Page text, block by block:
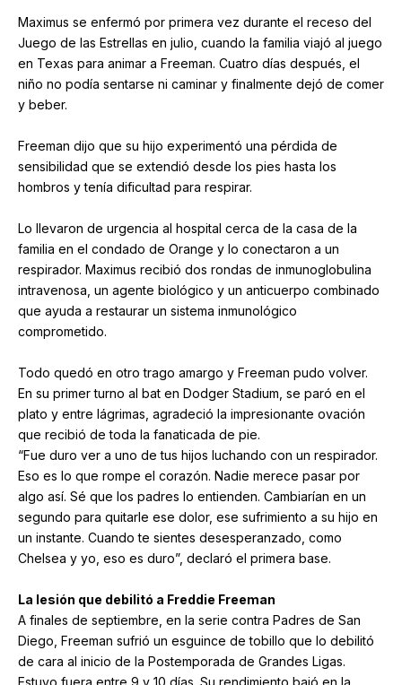
Maximus se enfermó por primera vez durante el receso del
Juego de las Estrellas en julio, cuando la familia viajó al juego
en Texas para animar a Freeman. Cuatro días después, el
niño no podía sentarse ni caminar y finalmente dejó de comer
y beber.
Freeman dijo que su hijo experimentó una pérdida de
sensibilidad que se extendió desde los pies hasta los
hombros y tenía dificultad para respirar.
Lo llevaron de urgencia al hospital cerca de la casa de la
familia en el condado de Orange y lo conectaron a un
respirador. Maximus recibió dos rondas de inmunoglobulina
intravenosa, un agente biológico y un anticuerpo combinado
que ayuda a restaurar un sistema inmunológico
comprometido.
Todo quedó en otro trago amargo y Freeman pudo volver.
En su primer turno al bat en Dodger Stadium, se paró en el
plato y entre lágrimas, agradeció la impresionante ovación
que recibió de toda la fanaticada de pie.
“Fue duro ver a uno de tus hijos luchando con un respirador.
Eso es lo que rompe el corazón. Nadie merece pasar por
algo así. Sé que los padres lo entienden. Cambiarían en un
segundo para quitarle ese dolor, ese sufrimiento a su hijo en
un instante. Cuando te sientes desesperanzado, como
Chelsea y yo, eso es duro”, declaró el primera base.
La lesión que debilitó a Freddie Freeman
A finales de septiembre, en la serie contra Padres de San
Diego, Freeman sufrió un esguince de tobillo que lo debilitó
de cara al inicio de la Postemporada de Grandes Ligas.
Estuvo fuera entre 9 y 10 días. Su rendimiento bajó en la